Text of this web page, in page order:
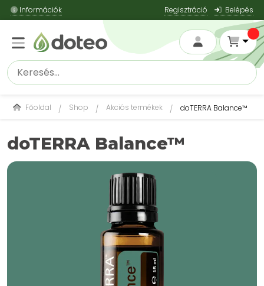
Információk Regisztráció Belépés
Főoldal Shop Akciós termékek doTERRA Balance™
doTERRA Balance™